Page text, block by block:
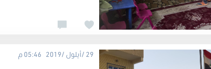
29 /أيلول /2019 05:46 م